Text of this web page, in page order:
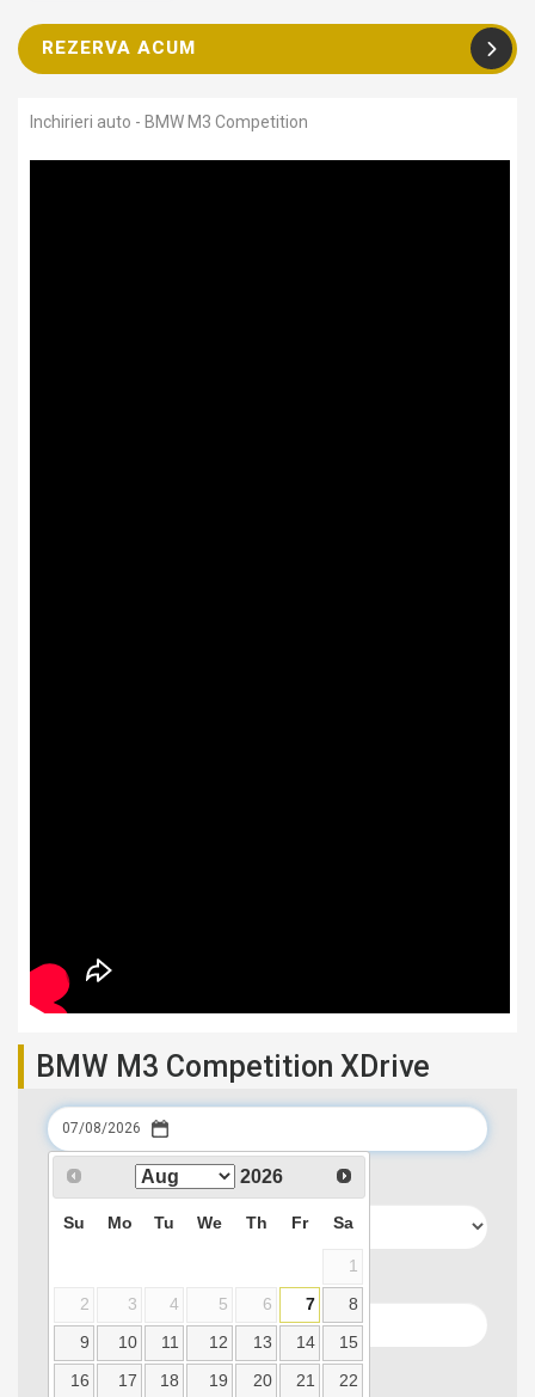
REZERVA ACUM
Inchirieri auto - BMW M3 Competition
BMW M3 Competition XDrive
Data preluarii
Data predarii
2026
Su Mo Tu We Th Fr Sa
1
2
3 4 5 6 7
8
9
10 11 12 13 14
15
16
17 18 19 20 21
22